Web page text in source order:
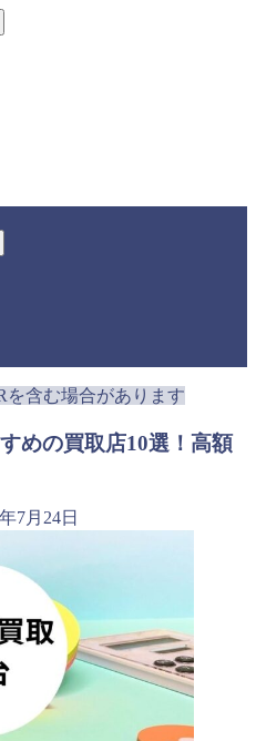
を含む場合があります
めの買取店10選！高額
7月24日